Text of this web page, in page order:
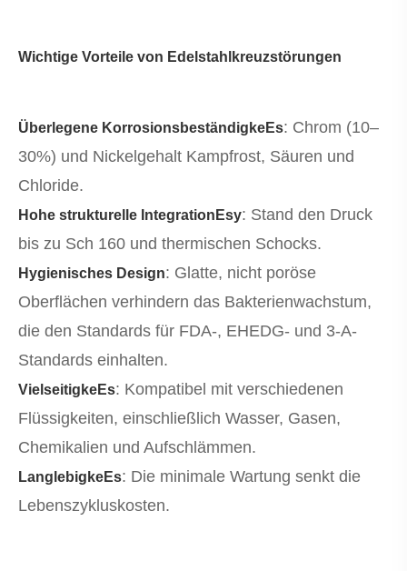
Wichtige Vorteile von Edelstahlkreuzstörungen
Überlegene KorrosionsbeständigkeEs: Chrom (10–
30%) und Nickelgehalt Kampfrost, Säuren und
Chloride.
Hohe strukturelle Integration Esy: Stand den Druck
bis zu Sch 160 und thermischen Schocks.
Hygienisches Design: Glatte, nicht poröse
Oberflächen verhindern das Bakterienwachstum,
die den Standards für FDA-, EHEDG- und 3-A-
Standards einhalten.
VielseitigkeEs: Kompatibel mit verschiedenen
Flüssigkeiten, einschließlich Wasser, Gasen,
Chemikalien und Aufschlämmen.
LanglebigkeEs: Die minimale Wartung senkt die
Lebenszykluskosten.